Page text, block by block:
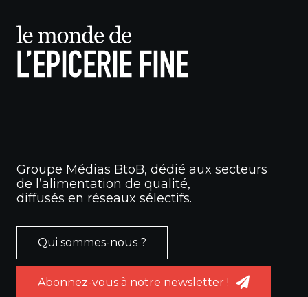
Groupe Médias BtoB, dédié aux secteurs
de l’alimentation de qualité,
diffusés en réseaux sélectifs.
Qui sommes-nous ?
Abonnez-vous à notre newsletter !